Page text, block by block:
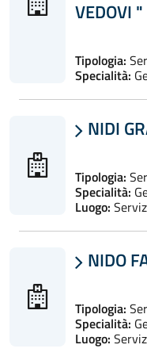
VEDOVI "
Tipologia:
Specialità:
 NIDI
Tipologia:
Specialità:
Luogo:
 NIDO
Tipologia:
Specialità:
Luogo: